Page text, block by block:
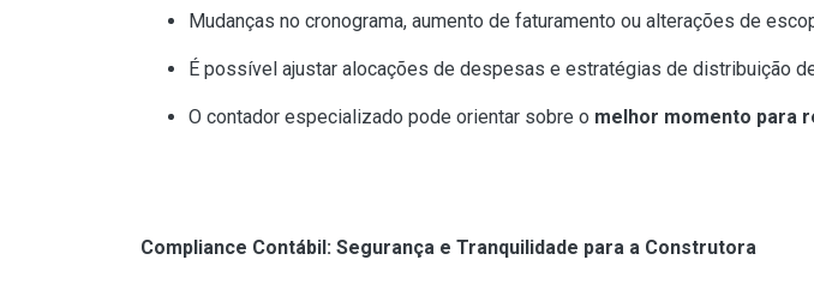
Mudanças no cronograma, aumento de faturamento ou alterações de
É possível ajustar alocações de despesas e estratégias de distribuição
O contador especializado pode orientar sobre o melhor momento para
Compliance Contábil: Segurança e Tranquilidade para a Construtora